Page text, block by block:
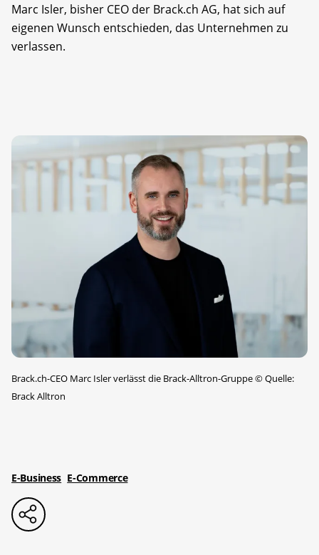
Marc Isler, bisher CEO der Brack.ch AG, hat sich auf
eigenen Wunsch entschieden, das Unternehmen zu
verlassen.
Brack.ch-CEO Marc Isler verlässt die Brack-Alltron-Gruppe©Quelle:
Brack Alltron
E-Business E-Commerce